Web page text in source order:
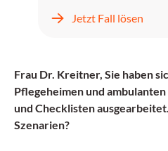
kehrt jedoch zwei Tage
unstillbarem Erbrechen,
Jetzt Fall lösen
Frau Dr. Kreitner, Sie haben
Pflegeheimen und
und Checklisten
Szenarien?